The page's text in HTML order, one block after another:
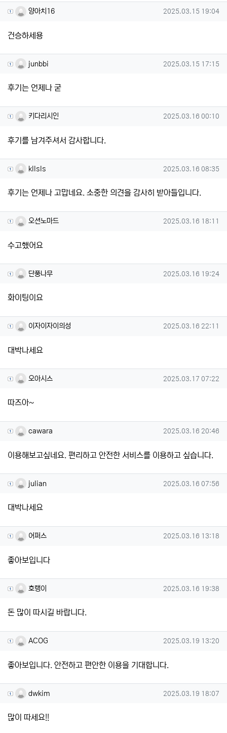
양아치16님의 댓글
양아치16 작성일
2025.03.15 19:04
건승하세용
junbbi님의 댓글
junbbi 작성일
2025.03.15 17:15
후기는 언제나 굳
키다리시인님의 댓글
키다리시인 작성일
2025.03.16 00:10
후기를 남겨주셔서 감사합니다.
kllsls님의 댓글
kllsls 작성일
2025.03.16 08:35
후기는 언제나 고맙네요. 소중한 의견을 감사히 받아들입니다.
오션노마드님의 댓글
오션노마드 작성일
2025.03.16 18:11
수고했어요
단풍나무님의 댓글
단풍나무 작성일
2025.03.16 19:24
화이팅이요
이자이자이의성님의 댓글
이자이자이의성 작성일
2025.03.16 22:11
대박나세요
오아시스님의 댓글
오아시스 작성일
2025.03.17 07:22
따즈아~
cawara님의 댓글
cawara 작성일
2025.03.16 20:46
이용해보고싶네요. 편리하고 안전한 서비스를 이용하고 싶습니다.
julian님의 댓글
julian 작성일
2025.03.16 07:56
대박나세요
어퍼스님의 댓글
어퍼스 작성일
2025.03.16 13:18
좋아보입니다
호랭이님의 댓글
호랭이 작성일
2025.03.16 19:38
돈 많이 따시길 바랍니다.
ACOG님의 댓글
ACOG 작성일
2025.03.19 13:20
좋아보입니다. 안전하고 편안한 이용을 기대합니다.
dwkim님의 댓글
dwkim 작성일
2025.03.19 18:07
많이 따세요!!